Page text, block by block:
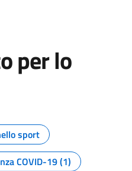
per lo
pagina
sport
COVID-19 (1)